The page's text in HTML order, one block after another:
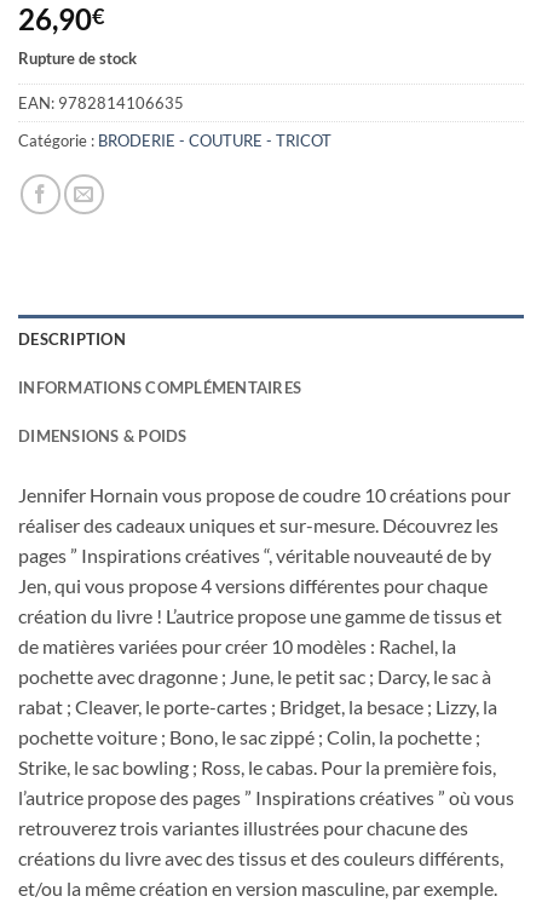
26,90€
Rupture de stock
EAN: 9782814106635
Catégorie : BRODERIE - COUTURE - TRICOT
DESCRIPTION
INFORMATIONS COMPLÉMENTAIRES
DIMENSIONS & POIDS
Jennifer Hornain vous propose de coudre 10 créations pour
réaliser des cadeaux uniques et sur-mesure. Découvrez les
pages ” Inspirations créatives “, véritable nouveauté de by
Jen, qui vous propose 4 versions différentes pour chaque
création du livre ! L’autrice propose une gamme de tissus et
de matières variées pour créer 10 modèles : Rachel, la
pochette avec dragonne ; June, le petit sac ; Darcy, le sac à
rabat ; Cleaver, le porte-cartes ; Bridget, la besace ; Lizzy, la
pochette voiture ; Bono, le sac zippé ; Colin, la pochette ;
Strike, le sac bowling ; Ross, le cabas. Pour la première fois,
l’autrice propose des pages ” Inspirations créatives ” où vous
retrouverez trois variantes illustrées pour chacune des
créations du livre avec des tissus et des couleurs différents,
et/ou la même création en version masculine, par exemple.